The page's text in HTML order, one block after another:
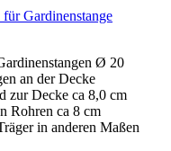
Gardinenstange
Ø 20
an der Decke
zur Decke ca 8,0 cm
Rohren ca 8 cm
in anderen Maßen